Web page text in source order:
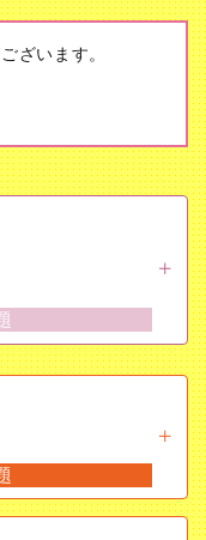
ざいます。